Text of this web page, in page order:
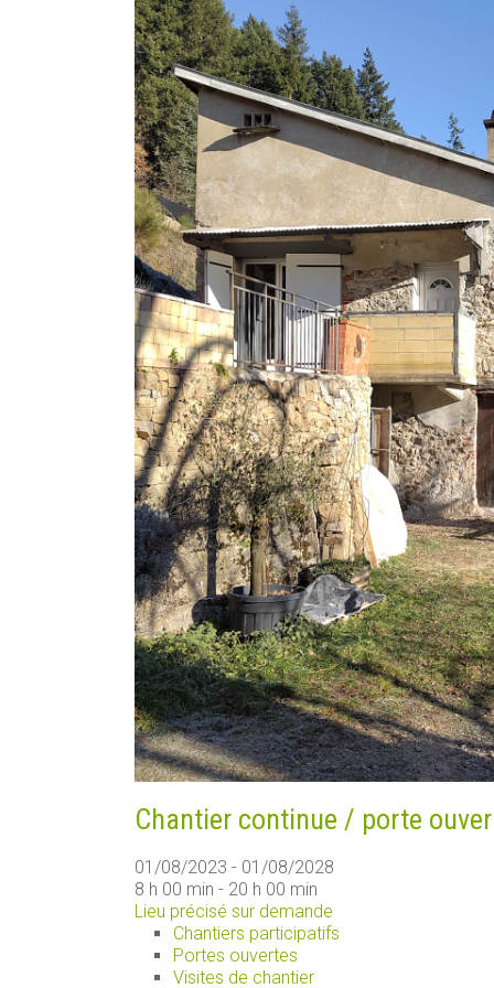
Chantier continue / porte
01/08/2023 - 01/08/2028
8 h 00 min - 20 h 00 min
Lieu précisé sur demande
Chantiers participatifs
Portes ouvertes
Visites de chantier